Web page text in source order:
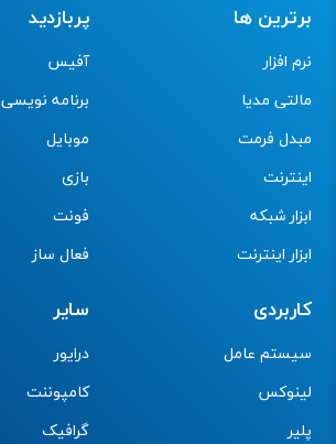
برترین ها
نرم افزار
مالتی مدیا
مبدل فرمت
اینترنت
ابزار شبکه
ابزار اینترنت
پربازدید
آفیس
برنامه نویسی
موبایل
بازی
فونت
فعال ساز
کاربردی
سیستم عامل
لینوکس
پلیر
سایر
درایور
کامپوننت
گرافیک